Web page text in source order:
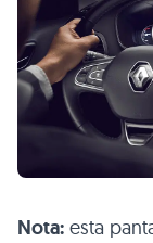
Nota: esta